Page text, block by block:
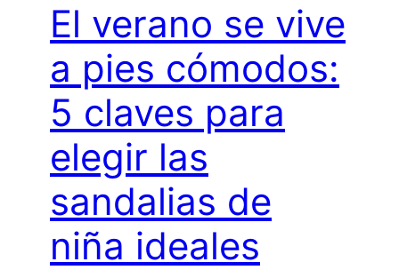
El verano se vive
a pies cómodos:
5 claves para
elegir las
sandalias de
niña ideales